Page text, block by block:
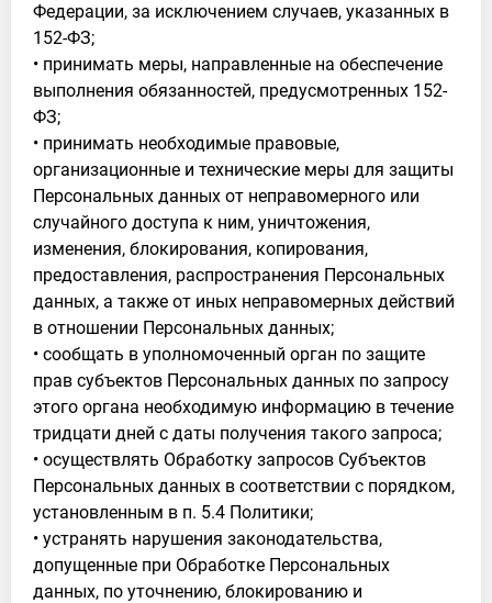
Федерации, за исключением случаев, указанных в
152-ФЗ;
• принимать меры, направленные на обеспечение
выполнения обязанностей, предусмотренных 152-
ФЗ;
• принимать необходимые правовые,
организационные и технические меры для защиты
Персональных данных от неправомерного или
случайного доступа к ним, уничтожения,
изменения, блокирования, копирования,
предоставления, распространения Персональных
данных, а также от иных неправомерных действий
в отношении Персональных данных;
• сообщать в уполномоченный орган по защите
прав субъектов Персональных данных по запросу
этого органа необходимую информацию в течение
тридцати дней с даты получения такого запроса;
• осуществлять Обработку запросов Субъектов
Персональных данных в соответствии с порядком,
установленным в п. 5.4 Политики;
• устранять нарушения законодательства,
допущенные при Обработке Персональных
данных, по уточнению, блокированию и